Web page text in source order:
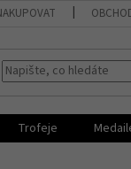
Trofeje